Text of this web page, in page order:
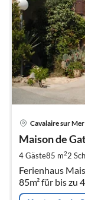
Cavalaire sur Mer
Maison de
4 Gäste85 m22
Ferienhaus
85m² für bis zu
Wohnzimmer